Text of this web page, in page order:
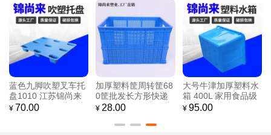
蓝色九脚吹塑叉车托
盘1010 江苏锦尚来
九脚单面四面进叉栈
¥ 70.00
加厚塑料筐周转筐68
0筐批发长方形快递
筐子大号周转水果蔬
¥ 28.00
大号牛津加厚塑料水
箱 400L 家用食品级
长方形储水卖鱼水箱
¥ 95.00